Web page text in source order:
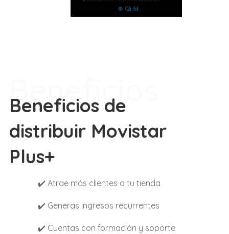
Beneficios
Beneficios de
distribuir Movistar
Plus+
✔️ Atrae más clientes a tu tienda
✔️ Generas ingresos recurrentes
✔️ Cuentas con formación y soporte